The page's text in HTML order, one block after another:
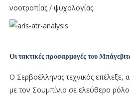
νοοτροπίας / ψυχολογίας.
Οι τακτικές προσαρμογές του
Ο Σερβοέλληνας τεχνικός επέλεξε,
με τον Σουμπίνιο σε ελεύθερο